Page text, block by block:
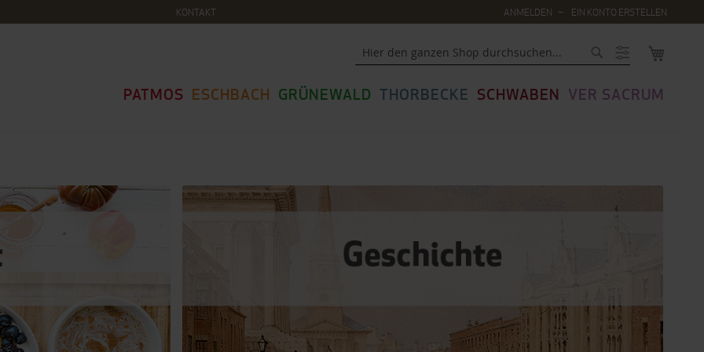
KONTAKT ANMELDEN EIN KONTO ERSTELLEN
PATMOS ESCHBACH GRÜNEWALD THORBECKE SCHWABEN VER SACRUM